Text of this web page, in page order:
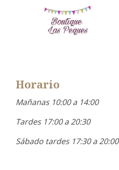
Horario
Mañanas 10:00 a 14:00
Tardes 17:00 a 20:30
Sábado tardes 17:30 a 20:00